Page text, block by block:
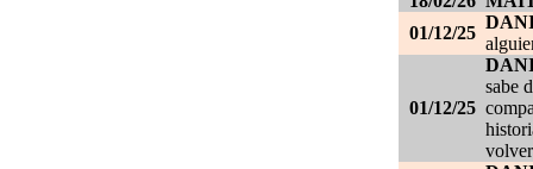
01/12/25
01/12/25
sabe